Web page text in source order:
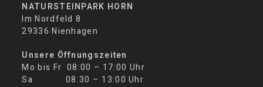
NATURSTEINPARK HORN
Im Nordfeld 8
29336 Nienhagen
Unsere Öffnungszeiten
Mo bis Fr 08:00 – 17:00 Uhr
Sa 08:30 – 13:00 Uhr